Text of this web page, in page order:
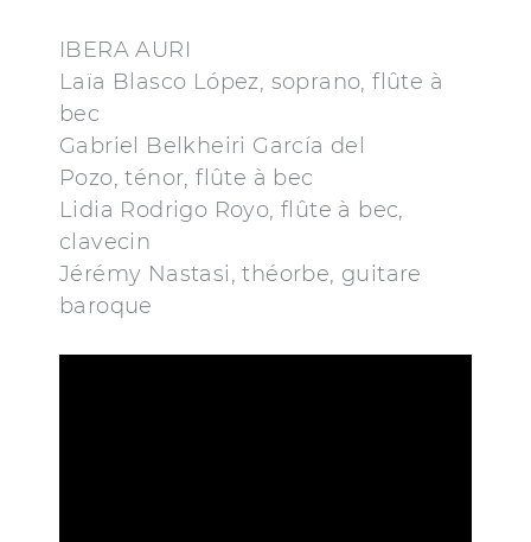
IBERA AURI
Laïa Blasco López, soprano, flûte à
bec
Gabriel Belkheiri García del
Pozo, ténor, flûte à bec
Lidia Rodrigo Royo, flûte à bec,
clavecin
Jérémy Nastasi, théorbe, guitare
baroque